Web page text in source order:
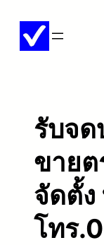
รับจด
ขายต
จัดตั้ง
โทร